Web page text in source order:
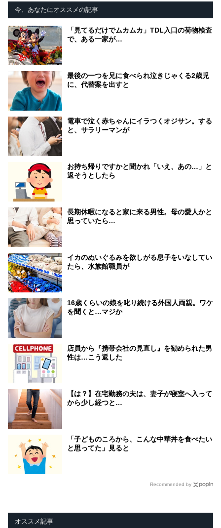
今、あなたにオススメの記事
「見てるだけでムカムカ」TDL入口の荷物検査
で、ある一家が…
最後の一つを兄に食べられ泣きじゃくる2歳児
に、代替案を出すと
電車で泣く赤ちゃんにイラつくオジサン。する
と、サラリーマンが
お持ち帰りですかと聞かれ「いえ、あの…」と
返そうとしたら
長期休暇になると家に来る男性。母の愛人かと
思っていたら…
イカのぬいぐるみを欲しがる息子をいなしてい
たら、水族館職員が
16歳くらいの娘を叱り続ける外国人両親。ワケ
を聞くと…マジか
店員から『携帯会社の見直し』を勧められた男
性は…こう返した
【は？】在宅勤務の夫は、妻子が寝室へ入って
から少し経つと…
「子どものころから、こんな中華丼を食べたい
と思ってた」見ると
Recommended by
オススメ記事